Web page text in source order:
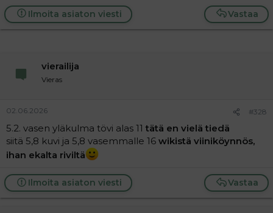
Vastaa
Ilmoita asiaton viesti
vierailija
Vieras
02.06.2026 #328
5.2. vasen yläkulma tövi alas 11 tätä en vielä tiedä
siitä 5,8 kuvi ja 5,8 vasemmalle 16 wikistä viiniköynnös,
ihan ekalta riviltä
Vastaa
Ilmoita asiaton viesti